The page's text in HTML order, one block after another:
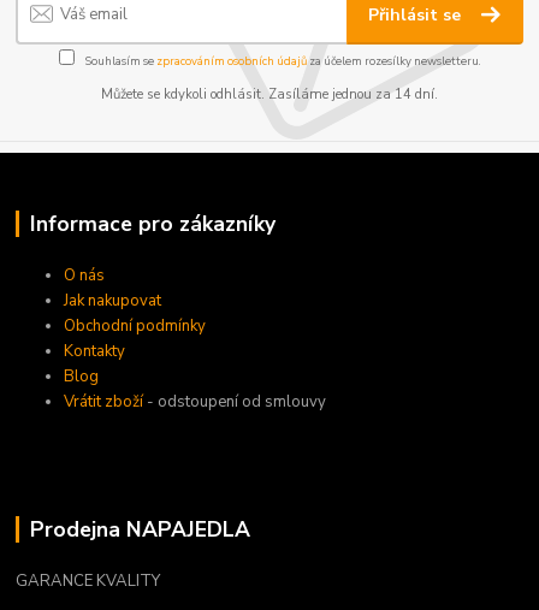
Přihlásit se
Souhlasím se zpracováním osobních údajůza účelem rozesílky newsletteru.
Můžete se kdykoli odhlásit. Zasíláme jednou za 14 dní.
Informace pro zákazníky
O nás
Jak nakupovat
Obchodní podmínky
Kontakty
Blog
Vrátit zboží- odstoupení od smlouvy
Prodejna NAPAJEDLA
GARANCE KVALITY